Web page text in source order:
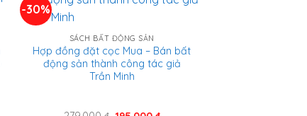
-30%
SÁCH BẤT ĐỘNG SẢN
Hợp đồng đặt cọc Mua – Bán bất
động sản thành công tác giả
Trần Minh